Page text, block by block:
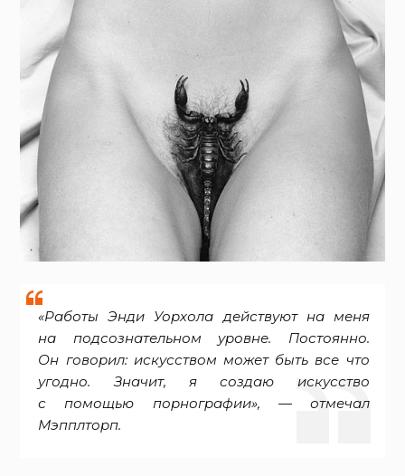
«Работы Энди Уорхола действуют на меня
на подсознательном уровне. Постоянно.
Он говорил: искусством может быть все что
угодно. Значит, я создаю искусство
с помощью порнографии», — отмечал
Мэпплторп.